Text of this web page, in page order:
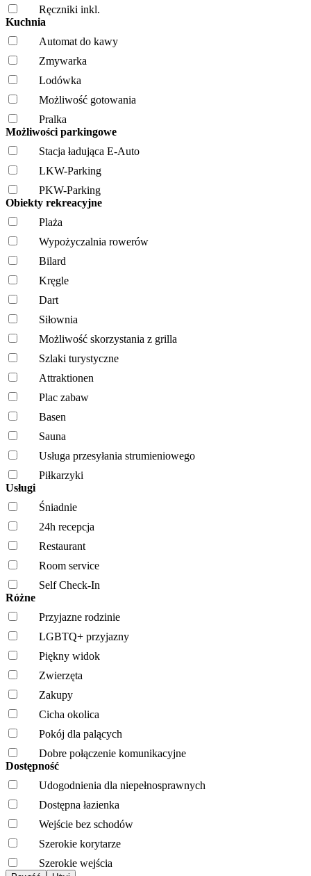
Ręczniki inkl.
Kuchnia
Automat do kawy
Zmywarka
Lodówka
Możliwość gotowania
Pralka
Możliwości parkingowe
Stacja ładująca E-Auto
LKW-Parking
PKW-Parking
Obiekty rekreacyjne
Plaża
Wypożyczalnia rowerów
Bilard
Kręgle
Dart
Siłownia
Możliwość skorzystania z grilla
Szlaki turystyczne
Attraktionen
Plac zabaw
Basen
Sauna
Usługa przesyłania strumieniowego
Piłkarzyki
Usługi
Śniadnie
24h recepcja
Restaurant
Room service
Self Check-In
Różne
Przyjazne rodzinie
LGBTQ+ przyjazny
Piękny widok
Zwierzęta
Zakupy
Cicha okolica
Pokój dla palących
Dobre połączenie komunikacyjne
Dostępność
Udogodnienia dla niepełnosprawnych
Dostępna łazienka
Wejście bez schodów
Szerokie korytarze
Szerokie wejścia